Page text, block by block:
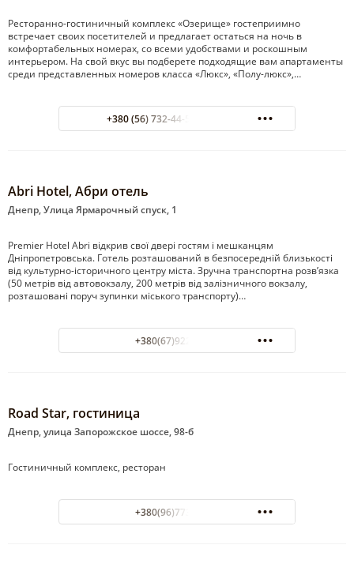
Ресторанно-гостиничный комплекс «Озерище» гостеприимно
встречает своих посетителей и предлагает остаться на ночь в
комфортабельных номерах, со всеми удобствами и роскошным
интерьером. На свой вкус вы подберете подходящие вам апартаменты
среди представленных номеров класса «Люкс», «Полу-люкс»,…
+380 (56) 732-44-54 гостиница
Abri Hotel, Абри отель
Днепр, Улица Ярмарочный спуск, 1
Premier Hotel Abri відкрив свої двері гостям і мешканцям
Дніпропетровська. Готель розташований в безпосередній близькості
від культурно-історичного центру міста. Зручна транспортна розв’язка
(50 метрів від автовокзалу, 200 метрів від залізничного вокзалу,
розташовані поруч зупинки міського транспорту)…
+380(67)922-98-88
Road Star, гостиница
Днепр, улица Запорожское шоссе, 98-б
Гостиничный комплекс, ресторан
+380(96)773-97-33